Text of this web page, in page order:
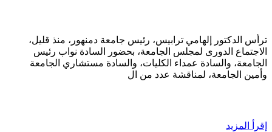
ترأس الدكتور إلهامي ترابيس، رئيس جامعة دمنهور، منذ قليل،
الاجتماع الدورى لمجلس الجامعة، بحضور السادة نواب رئيس
الجامعة، والسادة عمداء الكليات، والسادة مستشاري الجامعة
وأمين الجامعة، لمناقشة عدد من ال
إقرأ المزيد